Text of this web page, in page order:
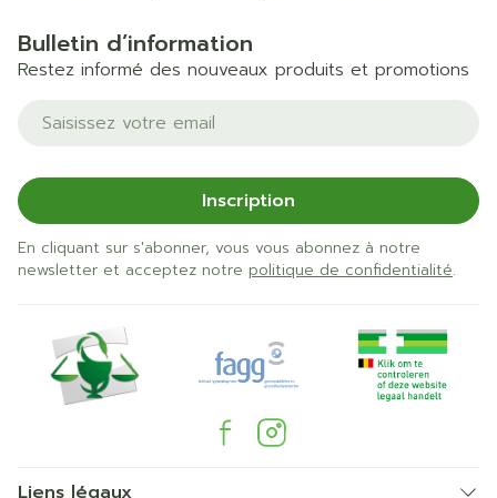
Bulletin d’information
Restez informé des nouveaux produits et promotions
Adresse mail
Inscription
En cliquant sur s'abonner, vous vous abonnez à notre
newsletter et acceptez notre politique de confidentialité.
Liens légaux